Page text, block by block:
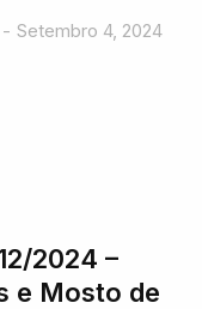
Setembro 4, 2024
2024 –
e Mosto de